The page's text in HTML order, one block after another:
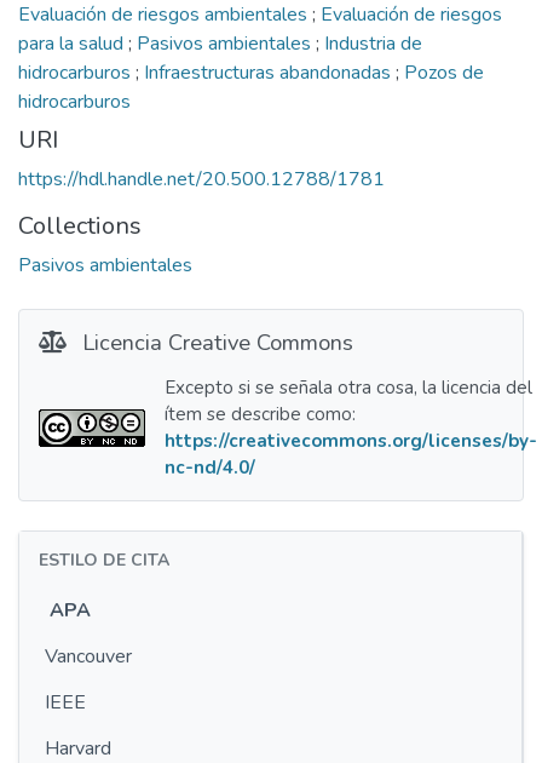
Evaluación de riesgos ambientales ; Evaluación de riesgos
para la salud ; Pasivos ambientales ; Industria de
hidrocarburos ; Infraestructuras abandonadas ; Pozos de
hidrocarburos
URI
https://hdl.handle.net/20.500.12788/1781
Collections
Pasivos ambientales
Licencia Creative Commons
Excepto si se señala otra cosa, la licencia del
ítem se describe como:
https://creativecommons.org/licenses/by-
nc-nd/4.0/
ESTILO DE CITA
APA
Vancouver
IEEE
Harvard